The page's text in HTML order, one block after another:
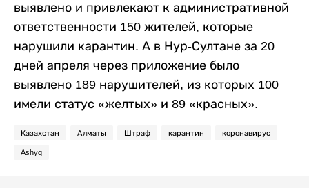
выявлено и привлекают к административной
ответственности 150 жителей, которые
нарушили карантин. А в Нур-Султане за 20
дней апреля через приложение было
выявлено 189 нарушителей, из которых 100
имели статус «желтых» и 89 «красных».
Казахстан Алматы Штраф карантин коронавирус
Ashyq